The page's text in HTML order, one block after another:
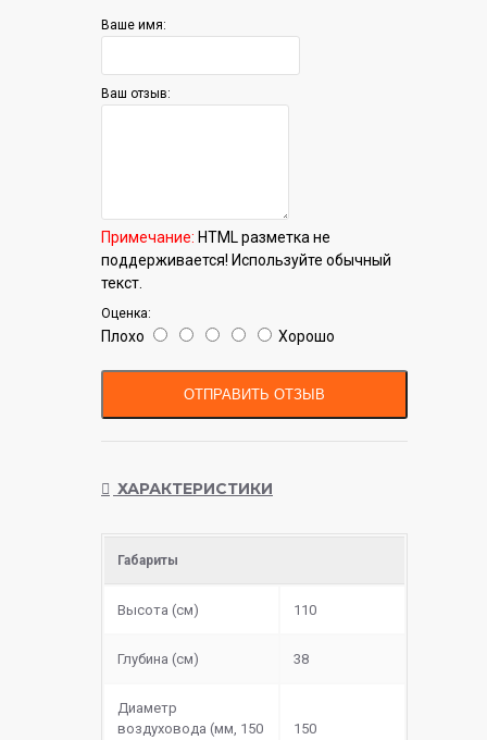
Ваше имя:
Ваш отзыв:
Примечание: HTML разметка не
поддерживается! Используйте обычный
текст.
Оценка:
Плохо Хорошо
ОТПРАВИТЬ ОТЗЫВ
ХАРАКТЕРИСТИКИ
Габариты
Высота (см) 110
Глубина (см) 38
Диаметр
воздуховода (мм, 150
150